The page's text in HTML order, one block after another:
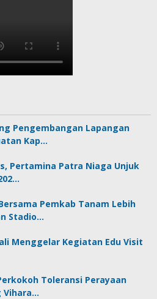
Pengembangan Lapangan
Kap…
Pertamina Patra Niaga Unjuk
Pemkab Tanam Lebih
Stadio…
Menggelar Kegiatan Edu Visit
Toleransi Perayaan
Vihara…